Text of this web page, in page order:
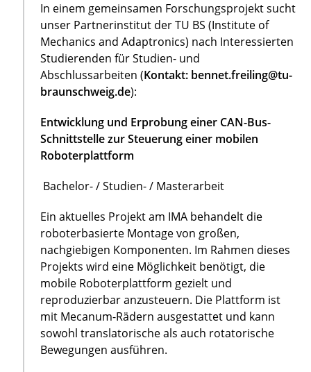
In einem gemeinsamen Forschungsprojekt sucht
unser Partnerinstitut der TU BS (Institute of
Mechanics and Adaptronics) nach Interessierten
Studierenden für Studien- und
Abschlussarbeiten (Kontakt: bennet.freiling@tu-
braunschweig.de):
Entwicklung und Erprobung einer CAN-Bus-
Schnittstelle zur Steuerung einer mobilen
Roboterplattform
Bachelor- / Studien- / Masterarbeit
Ein aktuelles Projekt am IMA behandelt die
roboterbasierte Montage von großen,
nachgiebigen Komponenten. Im Rahmen dieses
Projekts wird eine Möglichkeit benötigt, die
mobile Roboterplattform gezielt und
reproduzierbar anzusteuern. Die Plattform ist
mit Mecanum-Rädern ausgestattet und kann
sowohl translatorische als auch rotatorische
Bewegungen ausführen.